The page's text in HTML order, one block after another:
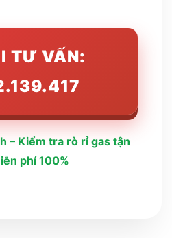
TƯ VẤN:
– Kiểm tra rò rỉ gas tận
phí 100%